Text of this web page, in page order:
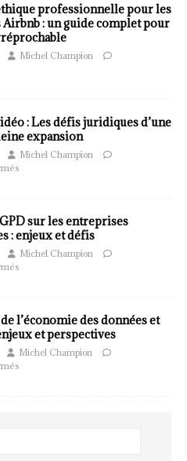
professionnelle pour les
: un guide complet pour
Michel Champion
: Les défis juridiques d’une
expansion
Michel Champion
sur les entreprises
: enjeux et défis
Michel Champion
l’économie des données et
et perspectives
Michel Champion